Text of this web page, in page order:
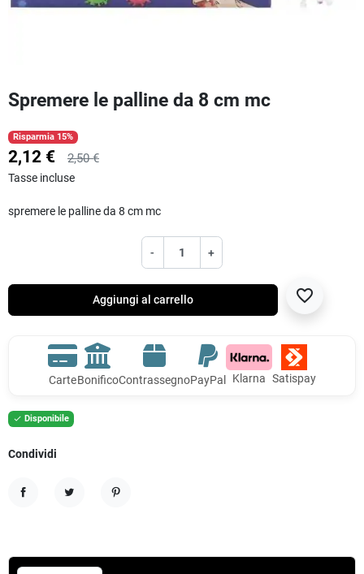
Spremere le palline da 8 cm mc
Risparmia 15%
2,12 € 2,50 €
Tasse incluse
spremere le palline da 8 cm mc
- +
Aggiungi al carrello favorite_border
CarteBonificoContrassegnoPayPal Klarna Satispay
 Disponibile
Condividi